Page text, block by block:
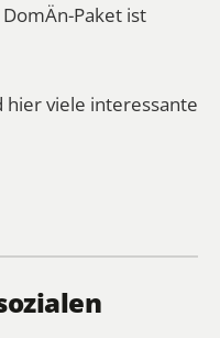
DomÄn-Paket ist
hier viele interessante